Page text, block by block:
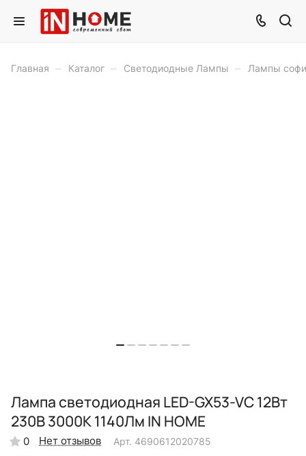
Главная – Каталог – Светодиодные Лампы – Лампы
Лампа светодиодная LED-GX53-VC 12Вт
230В 3000К 1140Лм IN HOME
0 Нет отзывов Арт. 4690612020785